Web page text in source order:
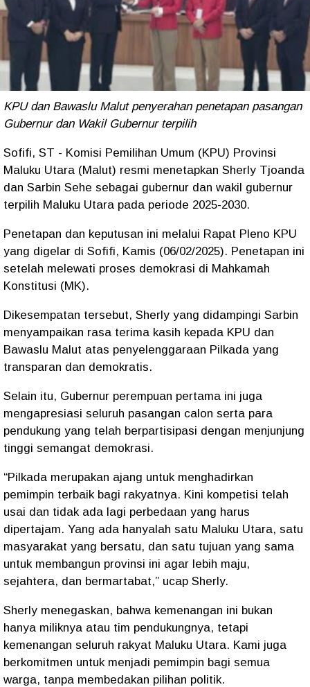
KPU dan Bawaslu Malut penyerahan penetapan pasangan
Gubernur dan Wakil Gubernur terpilih
Sofifi, ST - Komisi Pemilihan Umum (KPU) Provinsi
Maluku Utara (Malut) resmi menetapkan Sherly Tjoanda
dan Sarbin Sehe sebagai gubernur dan wakil gubernur
terpilih Maluku Utara pada periode 2025-2030.
Penetapan dan keputusan ini melalui Rapat Pleno KPU
yang digelar di Sofifi, Kamis (06/02/2025). Penetapan ini
setelah melewati proses demokrasi di Mahkamah
Konstitusi (MK).
Dikesempatan tersebut, Sherly yang didampingi Sarbin
menyampaikan rasa terima kasih kepada KPU dan
Bawaslu Malut atas penyelenggaraan Pilkada yang
transparan dan demokratis.
Selain itu, Gubernur perempuan pertama ini juga
mengapresiasi seluruh pasangan calon serta para
pendukung yang telah berpartisipasi dengan menjunjung
tinggi semangat demokrasi.
“Pilkada merupakan ajang untuk menghadirkan
pemimpin terbaik bagi rakyatnya. Kini kompetisi telah
usai dan tidak ada lagi perbedaan yang harus
dipertajam. Yang ada hanyalah satu Maluku Utara, satu
masyarakat yang bersatu, dan satu tujuan yang sama
untuk membangun provinsi ini agar lebih maju,
sejahtera, dan bermartabat,” ucap Sherly.
Sherly menegaskan, bahwa kemenangan ini bukan
hanya miliknya atau tim pendukungnya, tetapi
kemenangan seluruh rakyat Maluku Utara. Kami juga
berkomitmen untuk menjadi pemimpin bagi semua
warga, tanpa membedakan pilihan politik.